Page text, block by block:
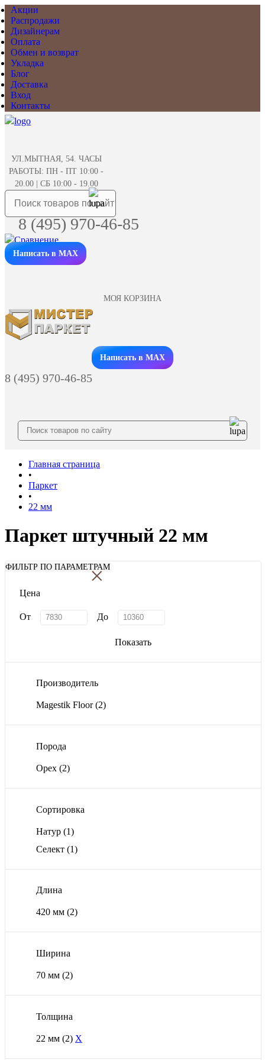
Акции
Распродажи
Дизайнерам
Оплата
Обмен и возврат
Укладка
Блог
Доставка
Вход
Контакты
УЛ.МЫТНАЯ, 54. ЧАСЫ
РАБОТЫ: ПН - ПТ 10:00 -
20.00 | СБ 10:00 - 19.00
8 (495) 970-46-85
Написать в MAX
МОЯ КОРЗИНА
Заказать звонок
Написать в MAX
8 (495) 970-46-85
Главная страница
•
Паркет
•
22 мм
Паркет штучный 22 мм
ФИЛЬТР ПО ПАРАМЕТРАМ
×
Цена
От До
Показать
Производитель
Magestik Floor(2)
Порода
Орех (2)
Сортировка
Натур (1)
Селект (1)
Длина
420 мм (2)
Ширина
70 мм (2)
Толщина
22 мм (2) X